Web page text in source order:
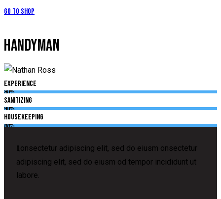
Go to Shop
HANDYMAN
Experience
80%
Sanitizing
90%
Housekeeping
88%
Qonsectetur adipiscing elit, sed do eiusm onsectetur
adipiscing elit, sed do eiusm od tempor incididunt ut
labore.